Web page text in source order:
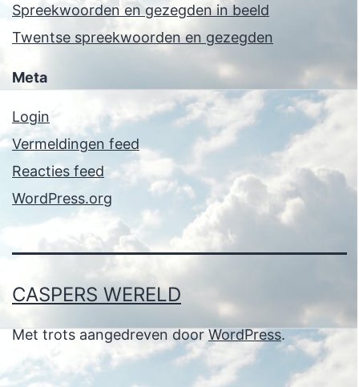
Spreekwoorden en gezegden in beeld
Twentse spreekwoorden en gezegden
Meta
Login
Vermeldingen feed
Reacties feed
WordPress.org
CASPERS WERELD
Met trots aangedreven doorWordPress.